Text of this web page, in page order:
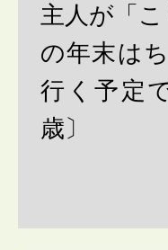
主人が「
の年末は
行く予定
歳〕